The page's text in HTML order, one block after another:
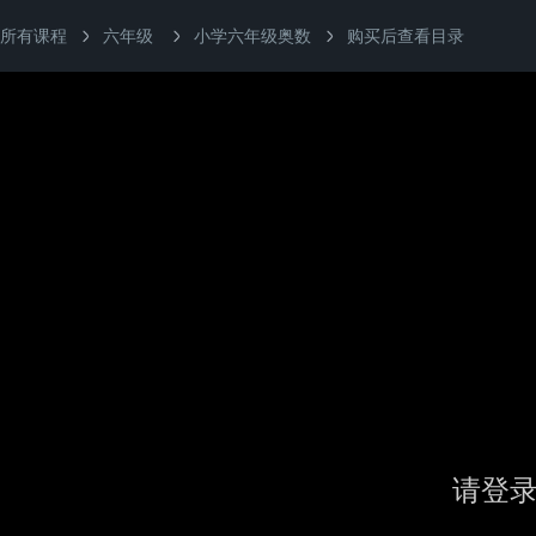
所有课程 六年级 小学六年级奥数 购买后查看目录
请登